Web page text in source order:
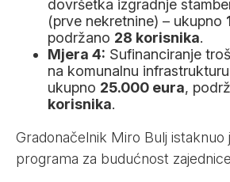
dovršetka izgradnje
(prve nekretnine) – ukupno
podržano 28 korisnika.
Mjera 4: Sufinanciranje
na komunalnu
ukupno 25.000 eura,
korisnika.
Gradonačelnik Miro Bulj istaknuo
programa za budućnost